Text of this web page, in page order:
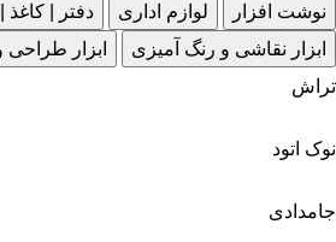
نوشت افزار لوازم اداری
دفتر | کاغذ |
ابزار نقاشی و رنگ آمیزی
ابزار
تراش
نوک اتود
جامدادی